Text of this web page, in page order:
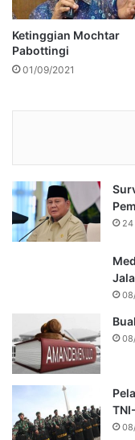
Ketinggian Mochtar
Pabottingi
01/09/2021
24